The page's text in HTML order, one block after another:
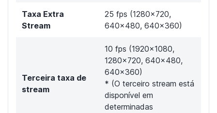
Taxa Extra
Stream
25 fps (1280x720,
640x480, 640×360)
Terceira taxa de
stream
10 fps (1920x1080,
1280×720, 640x480,
640×360)
* (O terceiro stream está
disponível em
determinadas